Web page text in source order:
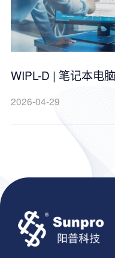
WIPL-D | 笔记本电
2026-04-29